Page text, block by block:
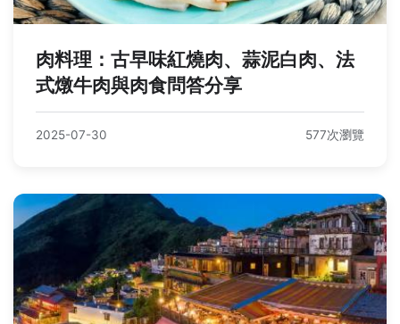
肉料理：古早味紅燒肉、蒜泥白肉、法
式燉牛肉與肉食問答分享
2025-07-30 577次瀏覽